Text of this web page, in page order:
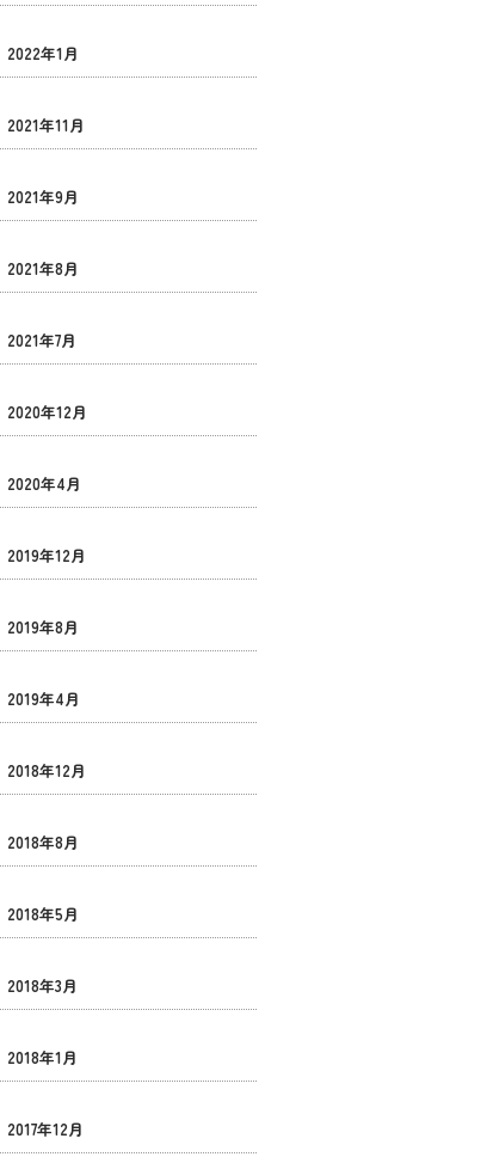
2022年1月
2021年11月
2021年9月
2021年8月
2021年7月
2020年12月
2020年4月
2019年12月
2019年8月
2019年4月
2018年12月
2018年8月
2018年5月
2018年3月
2018年1月
2017年12月